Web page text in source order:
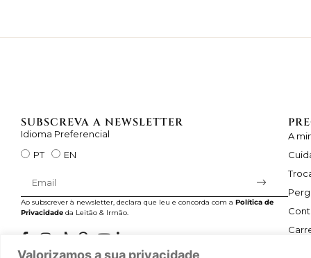
Valorizamos a sua privacidade
SUBSCREVA A NEWSLETTER
Idioma Preferencial
PT
EN
Ao subscrever à newsletter, declara que leu e concorda com a Política de
Privacidade da Leitão & Irmão.
A